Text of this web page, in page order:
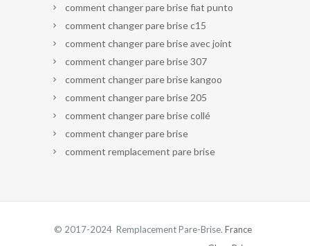
comment changer pare brise fiat punto
comment changer pare brise c15
comment changer pare brise avec joint
comment changer pare brise 307
comment changer pare brise kangoo
comment changer pare brise 205
comment changer pare brise collé
comment changer pare brise
comment remplacement pare brise
© 2017-2024 Remplacement Pare-Brise. France